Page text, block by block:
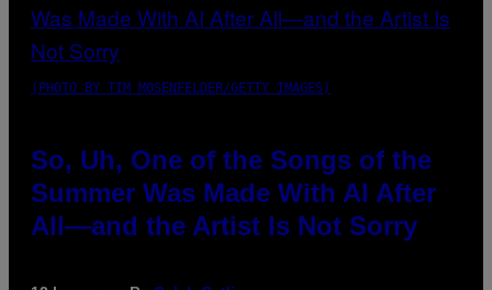
(PHOTO BY TIM MOSENFELDER/GETTY IMAGES)
So, Uh, One of the Songs of the
Summer Was Made With AI After
All—and the Artist Is Not Sorry